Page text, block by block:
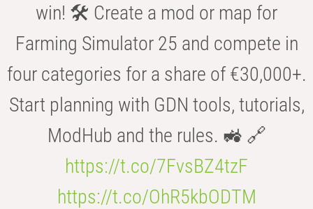
win! 🛠️ Create a mod or map for
Farming Simulator 25 and compete in
four categories for a share of €30,000+.
Start planning with GDN tools, tutorials,
ModHub and the rules. 🚜 🔗
https://t.co/7FvsBZ4tzF
https://t.co/OhR5kbODTM